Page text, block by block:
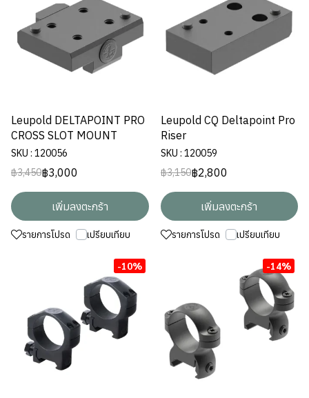
Leupold DELTAPOINT PRO
CROSS SLOT MOUNT
SKU : 120056
฿3,450฿3,000
เพิ่มลงตะกร้า
รายการโปรด เปรียบเทียบ
Leupold CQ Deltapoint Pro
Riser
SKU : 120059
฿3,150฿2,800
เพิ่มลงตะกร้า
รายการโปรด เปรียบเทียบ
-10% -14%